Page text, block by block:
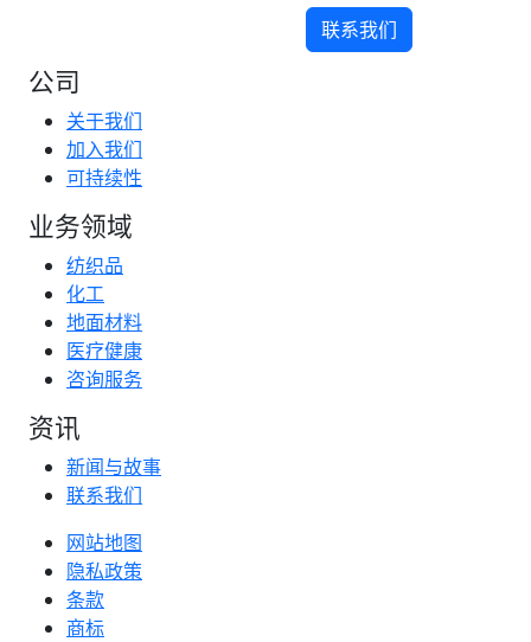
联系我们
公司
关于我们
加入我们
可持续性
业务领域
纺织品
化工
地面材料
医疗健康
咨询服务
资讯
新闻与故事
联系我们
网站地图
隐私政策
条款
商标